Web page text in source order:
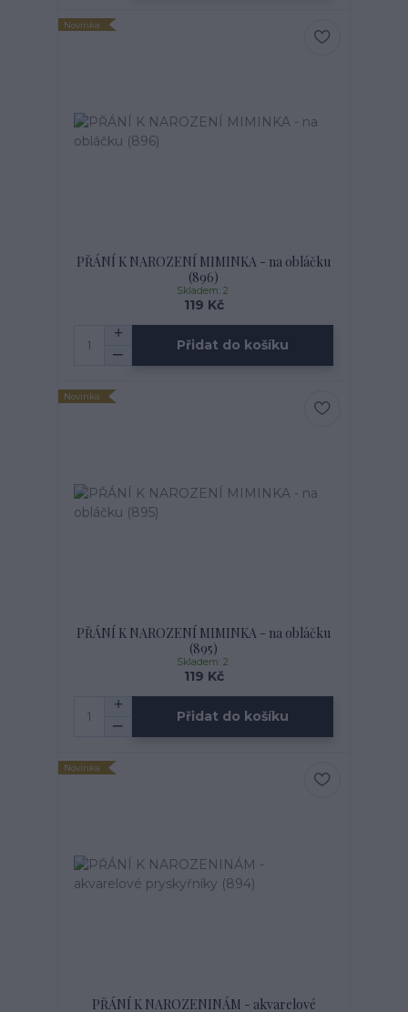
Novinka
PŘÁNÍ K NAROZENÍ MIMINKA - na obláčku
(896)
119 Kč
Skladem: 2
Přidat do košíku
Novinka
PŘÁNÍ K NAROZENÍ MIMINKA - na obláčku
(895)
119 Kč
Skladem: 2
Přidat do košíku
Novinka
PŘÁNÍ K NAROZENINÁM - akvarelové